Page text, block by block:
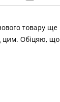
товару ще
Обіцяю, що